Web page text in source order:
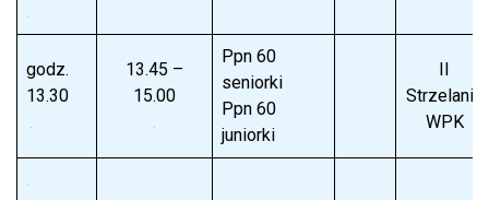
.
godz.
13.30
.
13.45 –
15.00
.
Ppn 60
seniorki
Ppn 60
juniorki
II
Strzelanie
WPK
.